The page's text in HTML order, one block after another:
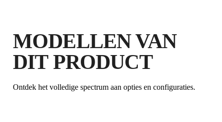
VERDIENTOT 4RUBI
PUNTEN
GRATIS GARANTIE
VERLENGD OP IN
PRODUCTEN
MODELLEN VAN
DIT PRODUCT
Ontdek het volledige spectrum aan opties en configuraties.